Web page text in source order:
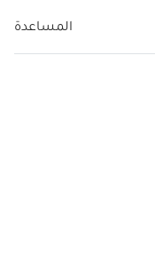
المساعدة